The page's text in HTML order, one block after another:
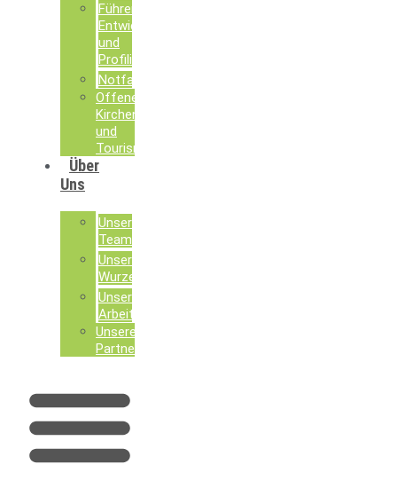
Führen,
Entwickeln
und
Profilieren
Notfallseelsorge
Offene
Kirchen
und
Tourismusseelsorge
Über
Uns
Unser
Team
Unsere
Wurzeln
Unsere
Arbeit
Unsere
Partner